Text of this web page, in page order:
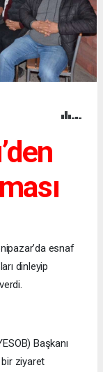
esnaf
dinleyip
Başkanı
ziyaret